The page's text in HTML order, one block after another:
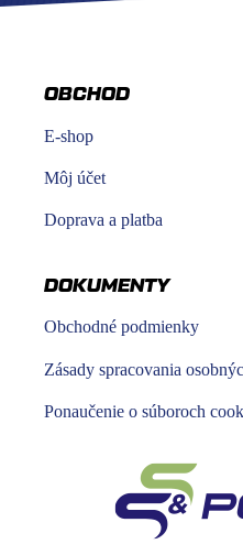
OBCHOD
E-shop
Môj účet
Doprava a
DOKUMENTY
Obchodné podmienky
Zásady spracovania
Ponaučenie o súboroch